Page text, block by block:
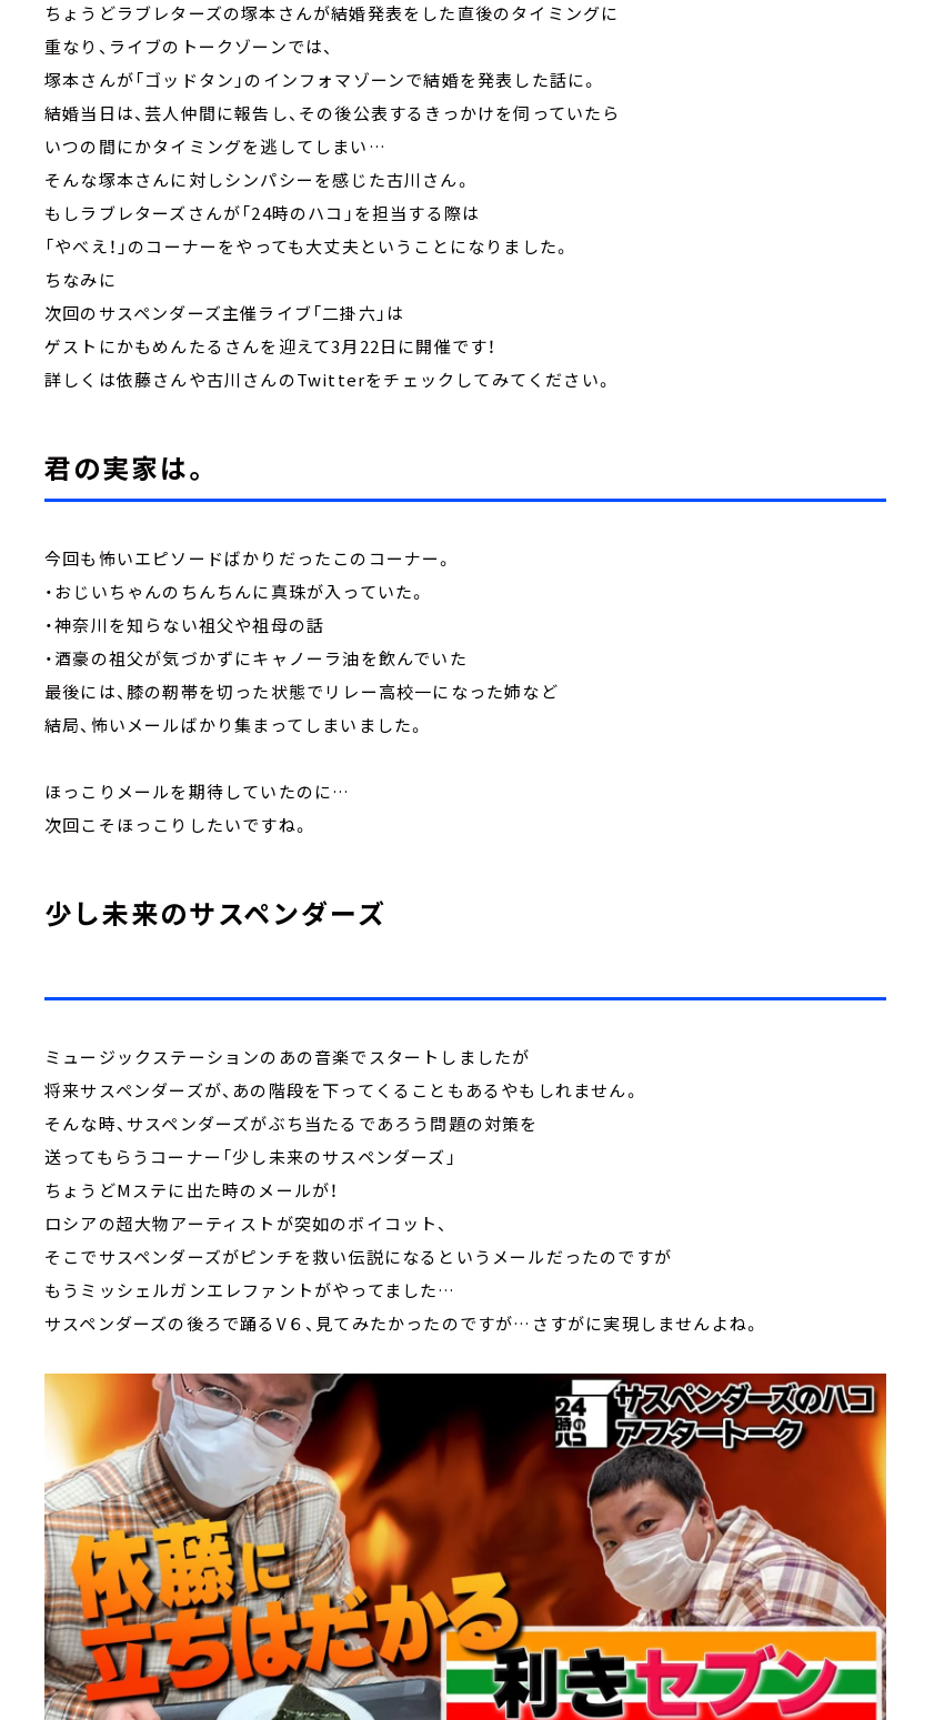
ちょうどラブレターズの塚本さんが結婚発表をした直後のタイミングに
重なり、ライブのトークゾーンでは、
塚本さんが「ゴッドタン」のインフォマゾーンで結婚を発表した話に。
結婚当日は、芸人仲間に報告し、その後公表するきっかけを伺っていたら
いつの間にかタイミングを逃してしまい…
そんな塚本さんに対しシンパシーを感じた古川さん。
もしラブレターズさんが「24時のハコ」を担当する際は
「やべえ！」のコーナーをやっても大丈夫ということになりました。
ちなみに
次回のサスペンダーズ主催ライブ「二掛六」は
ゲストにかもめんたるさんを迎えて3月22日に開催です！
詳しくは依藤さんや古川さんのTwitterをチェックしてみてください。
君の実家は。
今回も怖いエピソードばかりだったこのコーナー。
・おじいちゃんのちんちんに真珠が入っていた。
・神奈川を知らない祖父や祖母の話
・酒豪の祖父が気づかずにキャノーラ油を飲んでいた
最後には、膝の靭帯を切った状態でリレー高校一になった姉など
結局、怖いメールばかり集まってしまいました。
ほっこりメールを期待していたのに…
次回こそほっこりしたいですね。
少し未来のサスペンダーズ
ミュージックステーションのあの音楽でスタートしましたが
将来サスペンダーズが、あの階段を下ってくることもあるやもしれません。
そんな時、サスペンダーズがぶち当たるであろう問題の対策を
送ってもらうコーナー「少し未来のサスペンダーズ」
ちょうどMステに出た時のメールが！
ロシアの超大物アーティストが突如のボイコット、
そこでサスペンダーズがピンチを救い伝説になるというメールだったのですが
もうミッシェルガンエレファントがやってました…
サスペンダーズの後ろで踊るV６、見てみたかったのですが…さすがに実現しませんよね。